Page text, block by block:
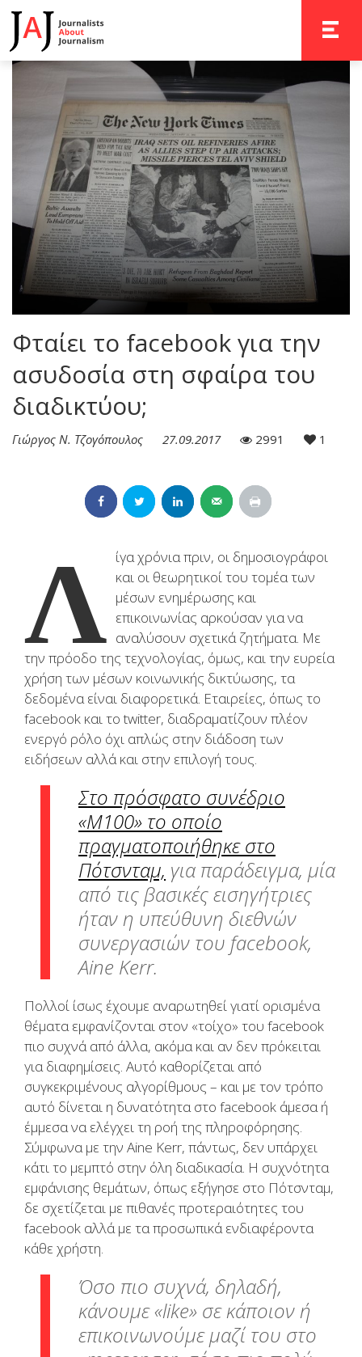
Φταίει το facebook για την
ασυδοσία στη σφαίρα του
διαδικτύου;
Γιώργος Ν. Τζογόπουλος 27.09.2017 2991 1
Λ ίγα χρόνια πριν, οι δημοσιογράφοι
και οι θεωρητικοί του τομέα των
μέσων ενημέρωσης και
επικοινωνίας αρκούσαν για να
αναλύσουν σχετικά ζητήματα. Με
την πρόοδο της τεχνολογίας, όμως, και την ευρεία
χρήση των μέσων κοινωνικής δικτύωσης, τα
δεδομένα είναι διαφορετικά. Εταιρείες, όπως το
facebook και το twitter, διαδραματίζουν πλέον
ενεργό ρόλο όχι απλώς στην διάδοση των
ειδήσεων αλλά και στην επιλογή τους.
Στο πρόσφατο συνέδριο
«M100» το οποίο
πραγματοποιήθηκε στο
Πότσνταμ, για παράδειγμα, μία
από τις βασικές εισηγήτριες
ήταν η υπεύθυνη διεθνών
συνεργασιών του facebook,
Aine Kerr.
Πολλοί ίσως έχουμε αναρωτηθεί γιατί ορισμένα
θέματα εμφανίζονται στον «τοίχο» του facebook
πιο συχνά από άλλα, ακόμα και αν δεν πρόκειται
για διαφημίσεις. Αυτό καθορίζεται από
συγκεκριμένους αλγορίθμους – και με τον τρόπο
αυτό δίνεται η δυνατότητα στο facebook άμεσα ή
έμμεσα να ελέγχει τη ροή της πληροφόρησης.
Σύμφωνα με την Aine Kerr, πάντως, δεν υπάρχει
κάτι το μεμπτό στην όλη διαδικασία. Η συχνότητα
εμφάνισης θεμάτων, όπως εξήγησε στο Πότσνταμ,
δε σχετίζεται με πιθανές προτεραιότητες του
facebook αλλά με τα προσωπικά ενδιαφέροντα
κάθε χρήστη.
Όσο πιο συχνά, δηλαδή,
κάνουμε «like» σε κάποιον ή
επικοινωνούμε μαζί του στο